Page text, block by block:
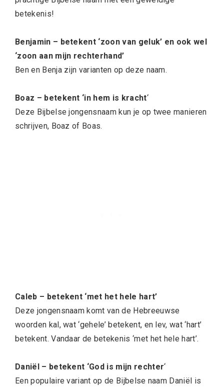
betekenis!
Benjamin – betekent ‘zoon van geluk’ en ook wel
‘zoon aan mijn rechterhand’
Ben en Benja zijn varianten op deze naam.
Boaz – betekent ‘in hem is kracht‘
Deze Bijbelse jongensnaam kun je op twee manieren
schrijven, Boaz of Boas.
Caleb – betekent ‘met het hele hart’
Deze jongensnaam komt van de Hebreeuwse
woorden kal, wat ‘gehele’ betekent, en lev, wat ‘hart’
betekent. Vandaar de betekenis ‘met het hele hart’.
Daniël – betekent ‘God is mijn rechter‘
Een populaire variant op de Bijbelse naam Daniël is